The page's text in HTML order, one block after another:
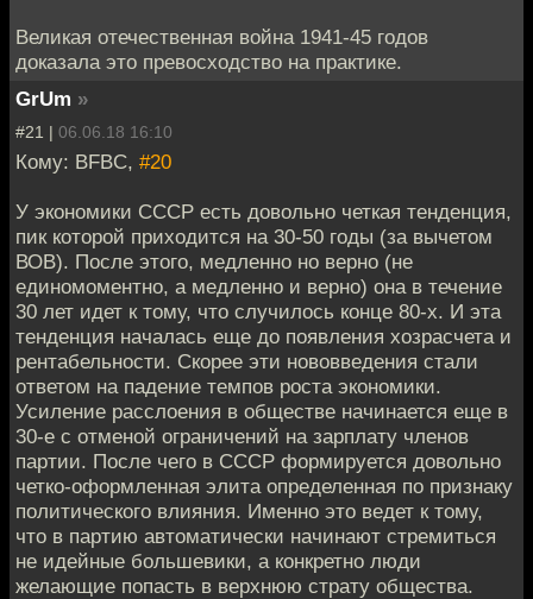
Великая отечественная война 1941-45 годов
доказала это превосходство на практике.
GrUm »
#21 | 06.06.18 16:10
Кому: BFBC, #20
У экономики СССР есть довольно четкая тенденция,
пик которой приходится на 30-50 годы (за вычетом
ВОВ). После этого, медленно но верно (не
единомоментно, а медленно и верно) она в течение
30 лет идет к тому, что случилось конце 80-х. И эта
тенденция началась еще до появления хозрасчета и
рентабельности. Скорее эти нововведения стали
ответом на падение темпов роста экономики.
Усиление расслоения в обществе начинается еще в
30-е с отменой ограничений на зарплату членов
партии. После чего в СССР формируется довольно
четко-оформленная элита определенная по признаку
политического влияния. Именно это ведет к тому,
что в партию автоматически начинают стремиться
не идейные большевики, а конкретно люди
желающие попасть в верхнюю страту общества.